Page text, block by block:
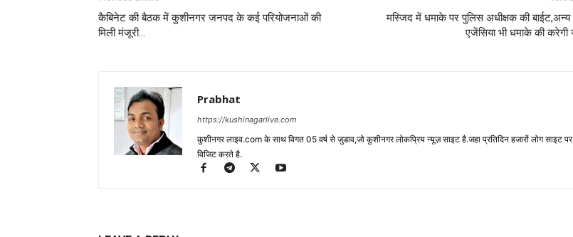
कैबिनेट की बैठक में कुशीनगर जनपद के कई परियोजनाओं की
मिली मंजूरी…
मस्जिद में धमाके पर पुलिस अधीक्षक की बाईट,अन्य
एजेंसिया भी धमाके की करेगी
Prabhat
https://kushinagarlive.com
कुशीनगर लाइव.com के साथ विगत 05 वर्ष से जुडाव,जो कुशीनगर लोकप्रिय न्यूज़ साइट है.जहा प्रतिदिन हजारों लोग साइट पर
विजिट करते है.